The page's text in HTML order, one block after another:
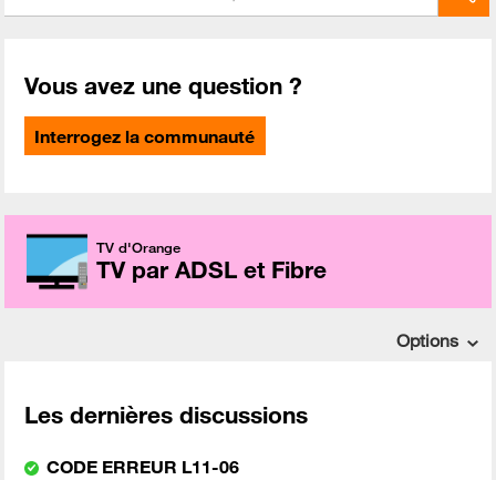
Vous avez une question ?
Interrogez la communauté
TV d'Orange
TV par ADSL et Fibre
Options
Les dernières discussions
CODE ERREUR L11-06